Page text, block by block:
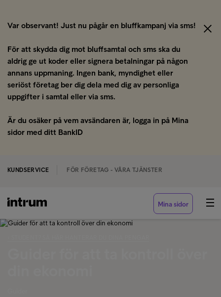
Var observant! Just nu pågår en bluffkampanj via sms!
För att skydda dig mot bluffsamtal och sms ska du
aldrig ge ut koder eller signera betalningar på någon
annans uppmaning. Ingen bank, myndighet eller
seriöst företag ber dig dela med dig av personliga
uppgifter i samtal eller via sms.
Är du osäker på vem avsändaren är, logga in på Mina
sidor med ditt BankID
KUNDSERVICE FÖR FÖRETAG - VÅRA TJÄNSTER
Mina sidor